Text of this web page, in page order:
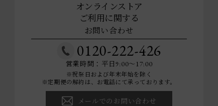
オンラインストア
ご利用に関する
お問い合わせ
0120-222-426
営業時間：平日9:00～17:00
※祝祭日および年末年始を除く
※定期便の解約は、お電話にて承っております。
メールでのお問い合わせ